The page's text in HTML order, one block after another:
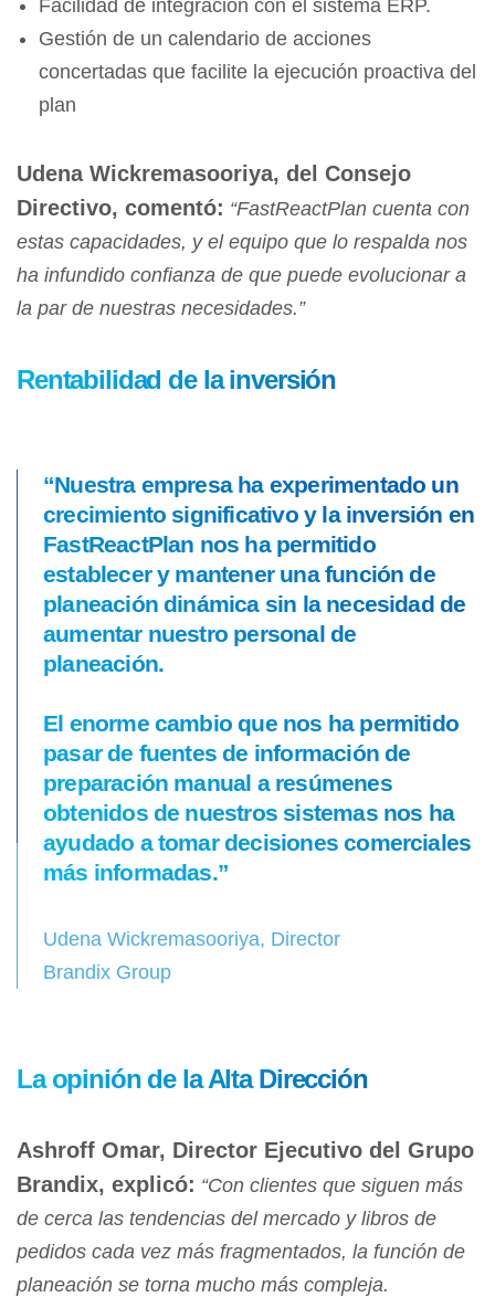
Facilidad de integración con el sistema ERP.
Gestión de un calendario de acciones
concertadas que facilite la ejecución proactiva del
plan
Udena Wickremasooriya, del Consejo
Directivo, comentó: “FastReactPlan cuenta con
estas capacidades, y el equipo que lo respalda nos
ha infundido confianza de que puede evolucionar a
la par de nuestras necesidades.”
Rentabilidad de la inversión
“Nuestra empresa ha experimentado un
crecimiento significativo y la inversión en
FastReactPlan nos ha permitido
establecer y mantener una función de
planeación dinámica sin la necesidad de
aumentar nuestro personal de
planeación.
El enorme cambio que nos ha permitido
pasar de fuentes de información de
preparación manual a resúmenes
obtenidos de nuestros sistemas nos ha
ayudado a tomar decisiones comerciales
más informadas.”
Udena Wickremasooriya, Director
Brandix Group
La opinión de la Alta Dirección
Ashroff Omar, Director Ejecutivo del Grupo
Brandix, explicó: “Con clientes que siguen más
de cerca las tendencias del mercado y libros de
pedidos cada vez más fragmentados, la función de
planeación se torna mucho más compleja.